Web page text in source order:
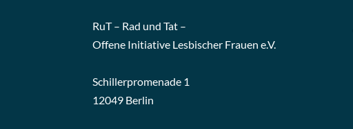
RuT – Rad und Tat –
Offene Initiative Lesbischer Frauen e.V.
Schillerpromenade 1
12049 Berlin